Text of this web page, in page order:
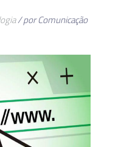
/ por Comunicação